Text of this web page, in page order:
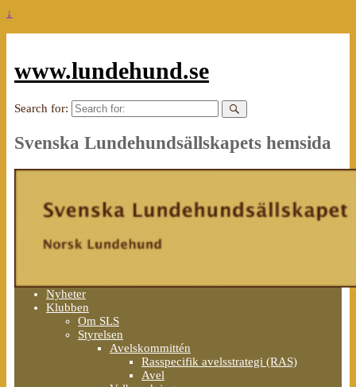
↓
www.lundehund.se
Search for:
Svenska Lundehundsällskapets hemsida
Nyheter
Klubben
Om SLS
Styrelsen
Avelskommittén
Rasspecifik avelsstrategi (RAS)
Avel